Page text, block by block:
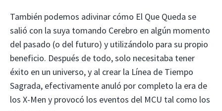
También podemos adivinar cómo El Que Queda se
salió con la suya tomando Cerebro en algún momento
del pasado (o del futuro) y utilizándolo para su propio
beneficio. Después de todo, solo necesitaba tener
éxito en un universo, y al crear la Línea de Tiempo
Sagrada, efectivamente anuló por completo la era de
los X-Men y provocó los eventos del MCU tal como los